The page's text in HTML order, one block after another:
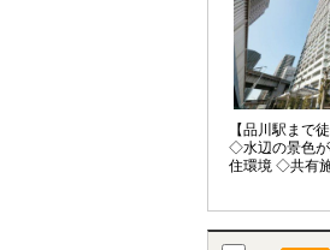
【品川駅まで
◇水辺の景色が
住環境 ◇共有